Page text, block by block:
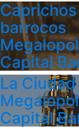
barrocos
Capital
La
Capital